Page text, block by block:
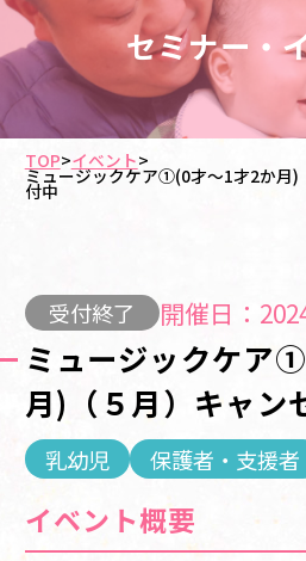
セミナー・
TOP>イベント>
ミュージックケア①(0才～1才2か月)
付中
受付終了 開催日：
ミュージックケア
月)（５月）キャン
乳幼児 保護者・支援者
イベント概要